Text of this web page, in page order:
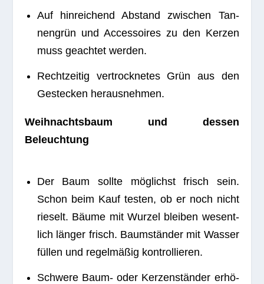
Auf hin­rei­chend Abstand zwi­schen Tan­
nen­grün und Acces­soires zu den Ker­zen
muss geach­tet werden.
Recht­zei­tig ver­trock­ne­tes Grün aus den
Geste­cken herausnehmen.
Weih­nachts­baum und des­sen
Beleuchtung
Der Baum sollte mög­lichst frisch sein.
Schon beim Kauf tes­ten, ob er noch nicht
rie­selt. Bäume mit Wur­zel blei­ben wesent­
lich län­ger frisch. Baum­stän­der mit Was­ser
fül­len und regel­mä­ßig kontrollieren.
Schwere Baum- oder Ker­zen­stän­der erhö­